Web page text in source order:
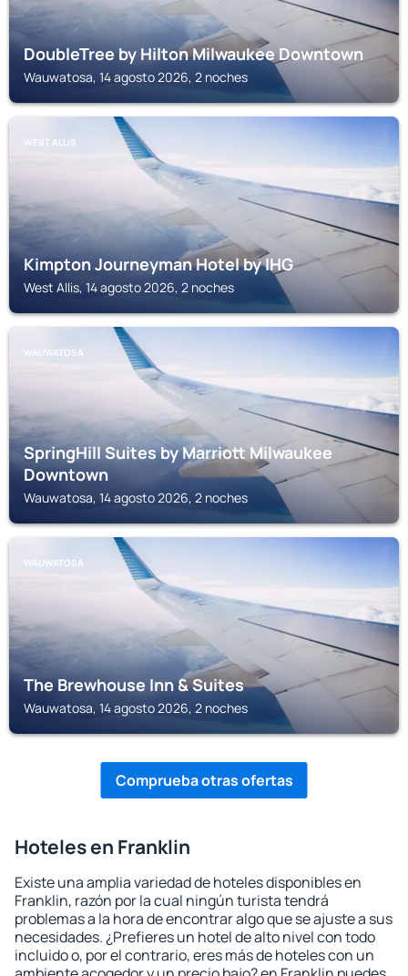
DoubleTree by Hilton Milwaukee Downtown
Wauwatosa, 14 agosto 2026, 2 noches
WEST ALLIS
Kimpton Journeyman Hotel by IHG
West Allis, 14 agosto 2026, 2 noches
WAUWATOSA
SpringHill Suites by Marriott Milwaukee
Downtown
Wauwatosa, 14 agosto 2026, 2 noches
WAUWATOSA
The Brewhouse Inn & Suites
Wauwatosa, 14 agosto 2026, 2 noches
Comprueba otras ofertas
Hoteles en Franklin
Existe una amplia variedad de hoteles disponibles en
Franklin, razón por la cual ningún turista tendrá
problemas a la hora de encontrar algo que se ajuste a sus
necesidades. ¿Prefieres un hotel de alto nivel con todo
incluido o, por el contrario, eres más de hoteles con un